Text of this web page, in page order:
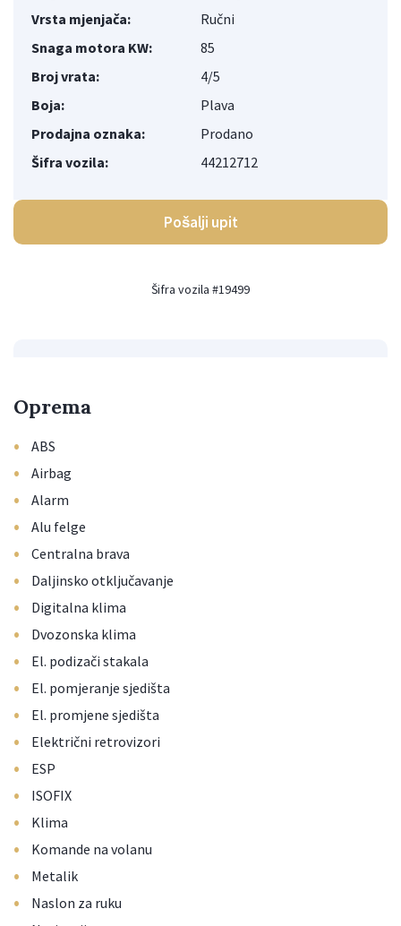
Vrsta mjenjača:
Ručni
Snaga motora KW:
85
Broj vrata:
4/5
Boja:
Plava
Prodajna oznaka:
Prodano
Šifra vozila:
44212712
Pošalji upit
Šifra vozila #19499
Oprema
• ABS
• Airbag
• Alarm
• Alu felge
• Centralna brava
• Daljinsko otključavanje
• Digitalna klima
• Dvozonska klima
• El. podizači stakala
• El. pomjeranje sjedišta
• El. promjene sjedišta
• Električni retrovizori
• ESP
• ISOFIX
• Klima
• Komande na volanu
• Metalik
• Naslon za ruku